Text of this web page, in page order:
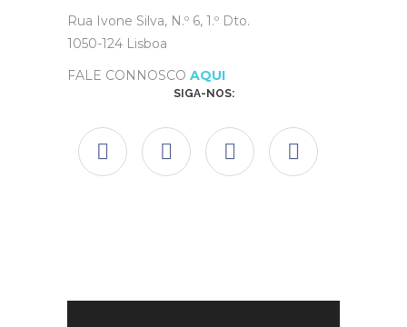
Rua Ivone Silva, N.º 6, 1.º Dto.
1050-124 Lisboa
FALE CONNOSCO AQUI
SIGA-NOS: